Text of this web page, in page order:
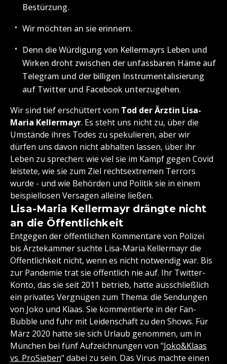
Bestürzung.
Wir möchten an sie erinnern.
Denn die Würdigung von Kellermayrs Leben und
Wirken droht zwischen der unfassbaren Häme auf
Telegram und der billigen Instrumentalisierung
auf Twitter und Facebook unterzugehen.
Wir sind tief erschüttert vom Tod der Ärztin Lisa-
Maria Kellermayr. Es steht uns nicht zu, über die
Umstände ihres Todes zu spekulieren, aber wir
dürfen uns davon nicht abhalten lassen, über ihr
Leben zu sprechen: wie viel sie im Kampf gegen Covid
leistete, wie sie zum Ziel rechtsextremen Terrors
wurde - und wie Behörden und Politik sie in einem
beispiellosen Versagen alleine ließen.
Lisa-Maria Kellermayr drängte nicht
an die Öffentlichkeit
Entgegen der öffentlichen Kommentare von Polizei
bis Ärztekammer suchte Lisa-Maria Kellermayr die
Öffentlichkeit nicht, wenn es nicht notwendig war. Bis
zur Pandemie trat sie öffentlich nie auf. Ihr Twitter-
Konto, das sie seit 2011 betrieb, hatte ausschließlich
ein privates Vergnügen zum Thema: die Sendungen
von Joko und Klaas. Sie kommentierte in der Fan-
Bubble und fuhr mit Leidenschaft zu den Shows. Für
März 2020 hatte sie sich Urlaub genommen, um in
München bei fünf Aufzeichnungen von "Joko&Klaas
vs. ProSieben" dabei zu sein. Das Virus machte einen